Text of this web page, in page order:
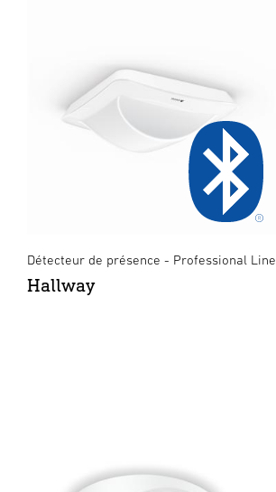
Détecteur de présence - Professional Line
Hallway